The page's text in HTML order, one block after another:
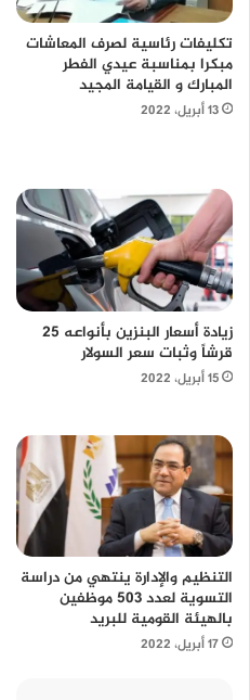
تكليفات رئاسية لصرف المعاشات
مبكرا بمناسبة عيدي الفطر
المبارك و القيامة المجيد
13 أبريل، 2022
زيادة أسعار البنزين بأنواعه 25
قرشاً وثبات سعر السولار
15 أبريل، 2022
التنظيم والإدارة ينتهي من دراسة
التسوية لعدد 503 موظفين
بالهيئة القومية للبريد
17 أبريل، 2022